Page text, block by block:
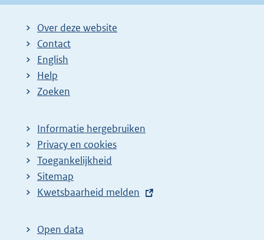
Over deze website
Contact
English
Help
Zoeken
Informatie hergebruiken
Privacy en cookies
Toegankelijkheid
Sitemap
E
t
Kwetsbaarheid melden
Open data